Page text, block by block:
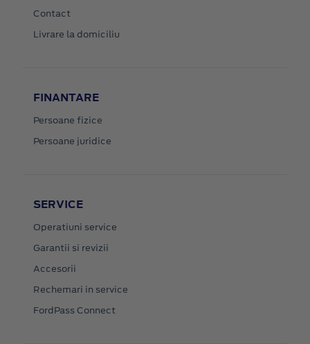
Contact
Livrare la domiciliu
FINANTARE
Persoane fizice
Persoane juridice
SERVICE
Operatiuni service
Garantii si revizii
Accesorii
Rechemari in service
FordPass Connect